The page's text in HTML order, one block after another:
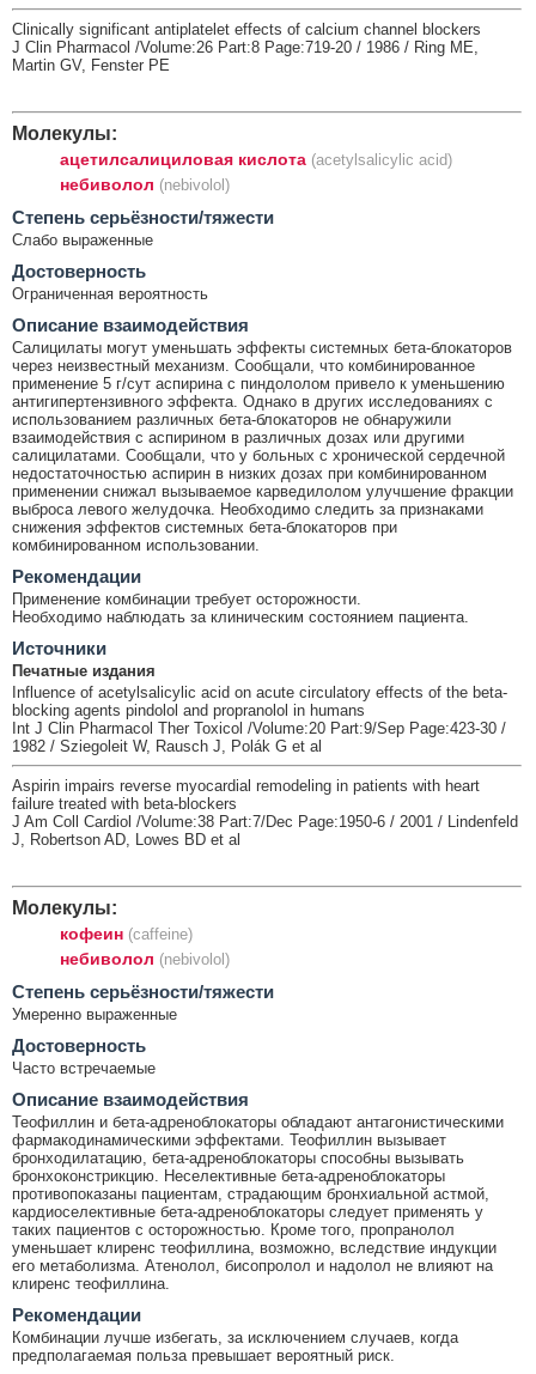
Clinically significant antiplatelet effects of calcium channel blockers
J Clin Pharmacol /Volume:26 Part:8 Page:719-20 / 1986 / Ring ME,
Martin GV, Fenster PE
Молекулы:
ацетилсалициловая кислота (acetylsalicylic acid)
небиволол (nebivolol)
Cтепень серьёзности/тяжести
Слабо выраженные
Достоверность
Ограниченная вероятность
Описание взаимодействия
Салицилаты могут уменьшать эффекты системных бета-блокаторов
через неизвестный механизм. Сообщали, что комбинированное
применение 5 г/сут аспирина с пиндололом привело к уменьшению
антигипертензивного эффекта. Однако в других исследованиях с
использованием различных бета-блокаторов не обнаружили
взаимодействия с аспирином в различных дозах или другими
салицилатами. Сообщали, что у больных с хронической сердечной
недостаточностью аспирин в низких дозах при комбинированном
применении снижал вызываемое карведилолом улучшение фракции
выброса левого желудочка. Необходимо следить за признаками
снижения эффектов системных бета-блокаторов при
комбинированном использовании.
Рекомендации
Применение комбинации требует осторожности.
Необходимо наблюдать за клиническим состоянием пациента.
Источники
Печатные издания
Influence of acetylsalicylic acid on acute circulatory effects of the beta-
blocking agents pindolol and propranolol in humans
Int J Clin Pharmacol Ther Toxicol /Volume:20 Part:9/Sep Page:423-30 /
1982 / Sziegoleit W, Rausch J, Polák G et al
Aspirin impairs reverse myocardial remodeling in patients with heart
failure treated with beta-blockers
J Am Coll Cardiol /Volume:38 Part:7/Dec Page:1950-6 / 2001 / Lindenfeld
J, Robertson AD, Lowes BD et al
Молекулы:
кофеин (caffeine)
небиволол (nebivolol)
Cтепень серьёзности/тяжести
Умеренно выраженные
Достоверность
Часто встречаемые
Описание взаимодействия
Теофиллин и бета-адреноблокаторы обладают антагонистическими
фармакодинамическими эффектами. Теофиллин вызывает
бронходилатацию, бета-адреноблокаторы способны вызывать
бронхоконстрикцию. Неселективные бета-адреноблокаторы
противопоказаны пациентам, страдающим бронхиальной астмой,
кардиоселективные бета-адреноблокаторы следует применять у
таких пациентов с осторожностью. Кроме того, пропранолол
уменьшает клиренс теофиллина, возможно, вследствие индукции
его метаболизма. Атенолол, бисопролол и надолол не влияют на
клиренс теофиллина.
Рекомендации
Комбинации лучше избегать, за исключением случаев, когда
предполагаемая польза превышает вероятный риск.